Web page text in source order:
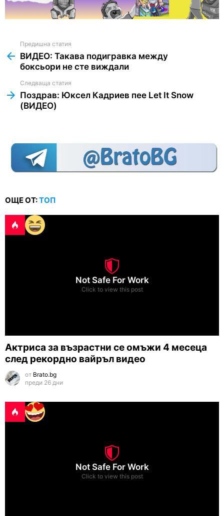
more
Предишна статия
ВИДЕО: Такава подигравка между
боксьори не сте виждали
Следваща статия
Поздрав: Юксел Кадриев пее Let It Snow
(ВИДЕО)
ОЩЕ ОТ:ТОП
Not Safe For Work
Click to view this post
Актриса за възрастни се омъжи 4 месеца
след рекордно вайръл видео
от Brato.bg
преди 26 дни
Not Safe For Work
Click to view this post